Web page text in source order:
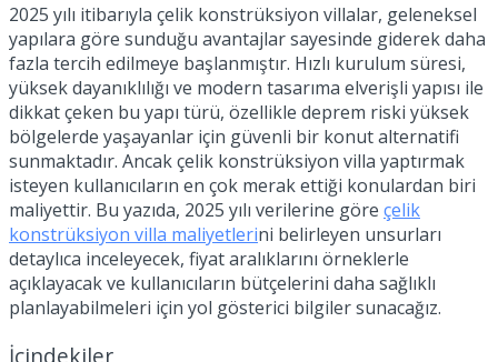
2025 yılı itibarıyla çelik konstrüksiyon villalar, geleneksel
yapılara göre sunduğu avantajlar sayesinde giderek daha
fazla tercih edilmeye başlanmıştır. Hızlı kurulum süresi,
yüksek dayanıklılığı ve modern tasarıma elverişli yapısı ile
dikkat çeken bu yapı türü, özellikle deprem riski yüksek
bölgelerde yaşayanlar için güvenli bir konut alternatifi
sunmaktadır. Ancak çelik konstrüksiyon villa yaptırmak
isteyen kullanıcıların en çok merak ettiği konulardan biri
maliyettir. Bu yazıda, 2025 yılı verilerine göre çelik
konstrüksiyon villa maliyetlerini belirleyen unsurları
detaylıca inceleyecek, fiyat aralıklarını örneklerle
açıklayacak ve kullanıcıların bütçelerini daha sağlıklı
planlayabilmeleri için yol gösterici bilgiler sunacağız.
İçindekiler